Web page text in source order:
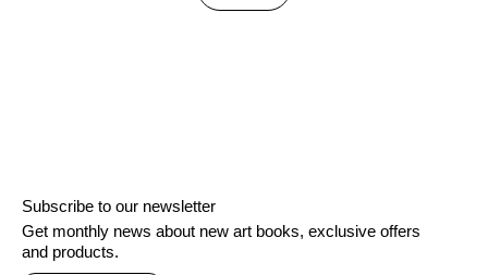
Subscribe to our newsletter
Get monthly news about new art books, exclusive offers
and products.